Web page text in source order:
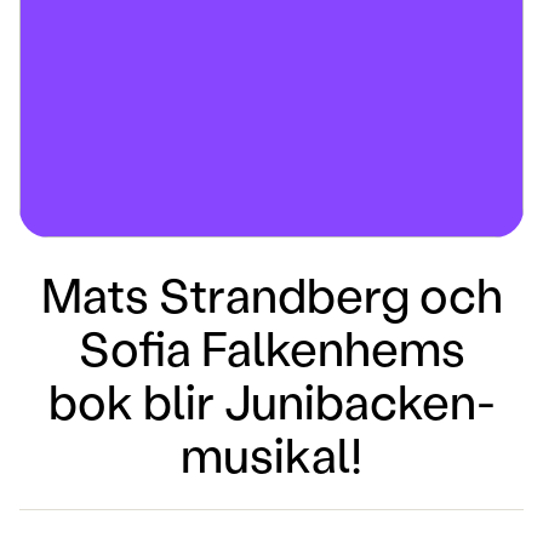
Mats Strandberg och
Sofia Falkenhems
bok blir Junibacken-
musikal!